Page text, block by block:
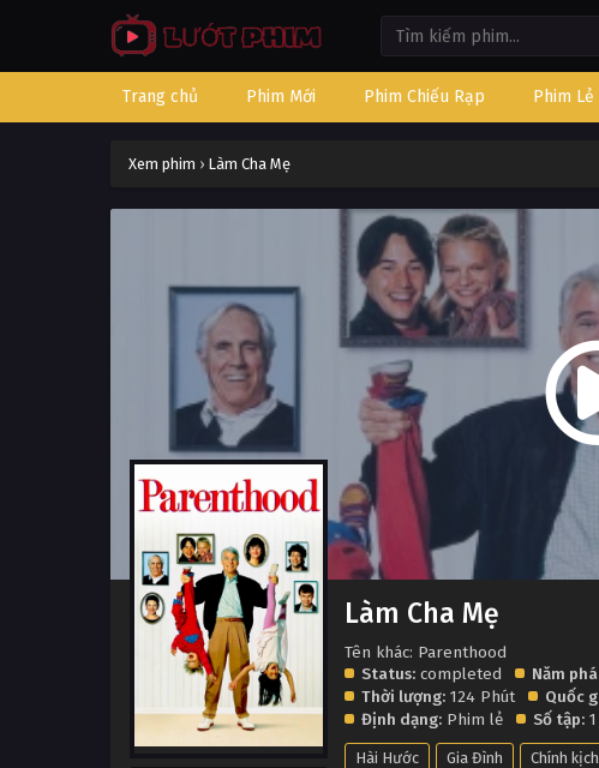
Trang chủ Phim Mới Phim Chiếu Rạp Phim Lẻ
Xem phim › Làm Cha Mẹ
Làm Cha Mẹ
Tên khác: Parenthood
Status: completed Năm
Thời lượng: 124 Phút Quốc
Định dạng: Phim lẻ Số tập: 1
Hài Hước Gia Đình Chính kịch